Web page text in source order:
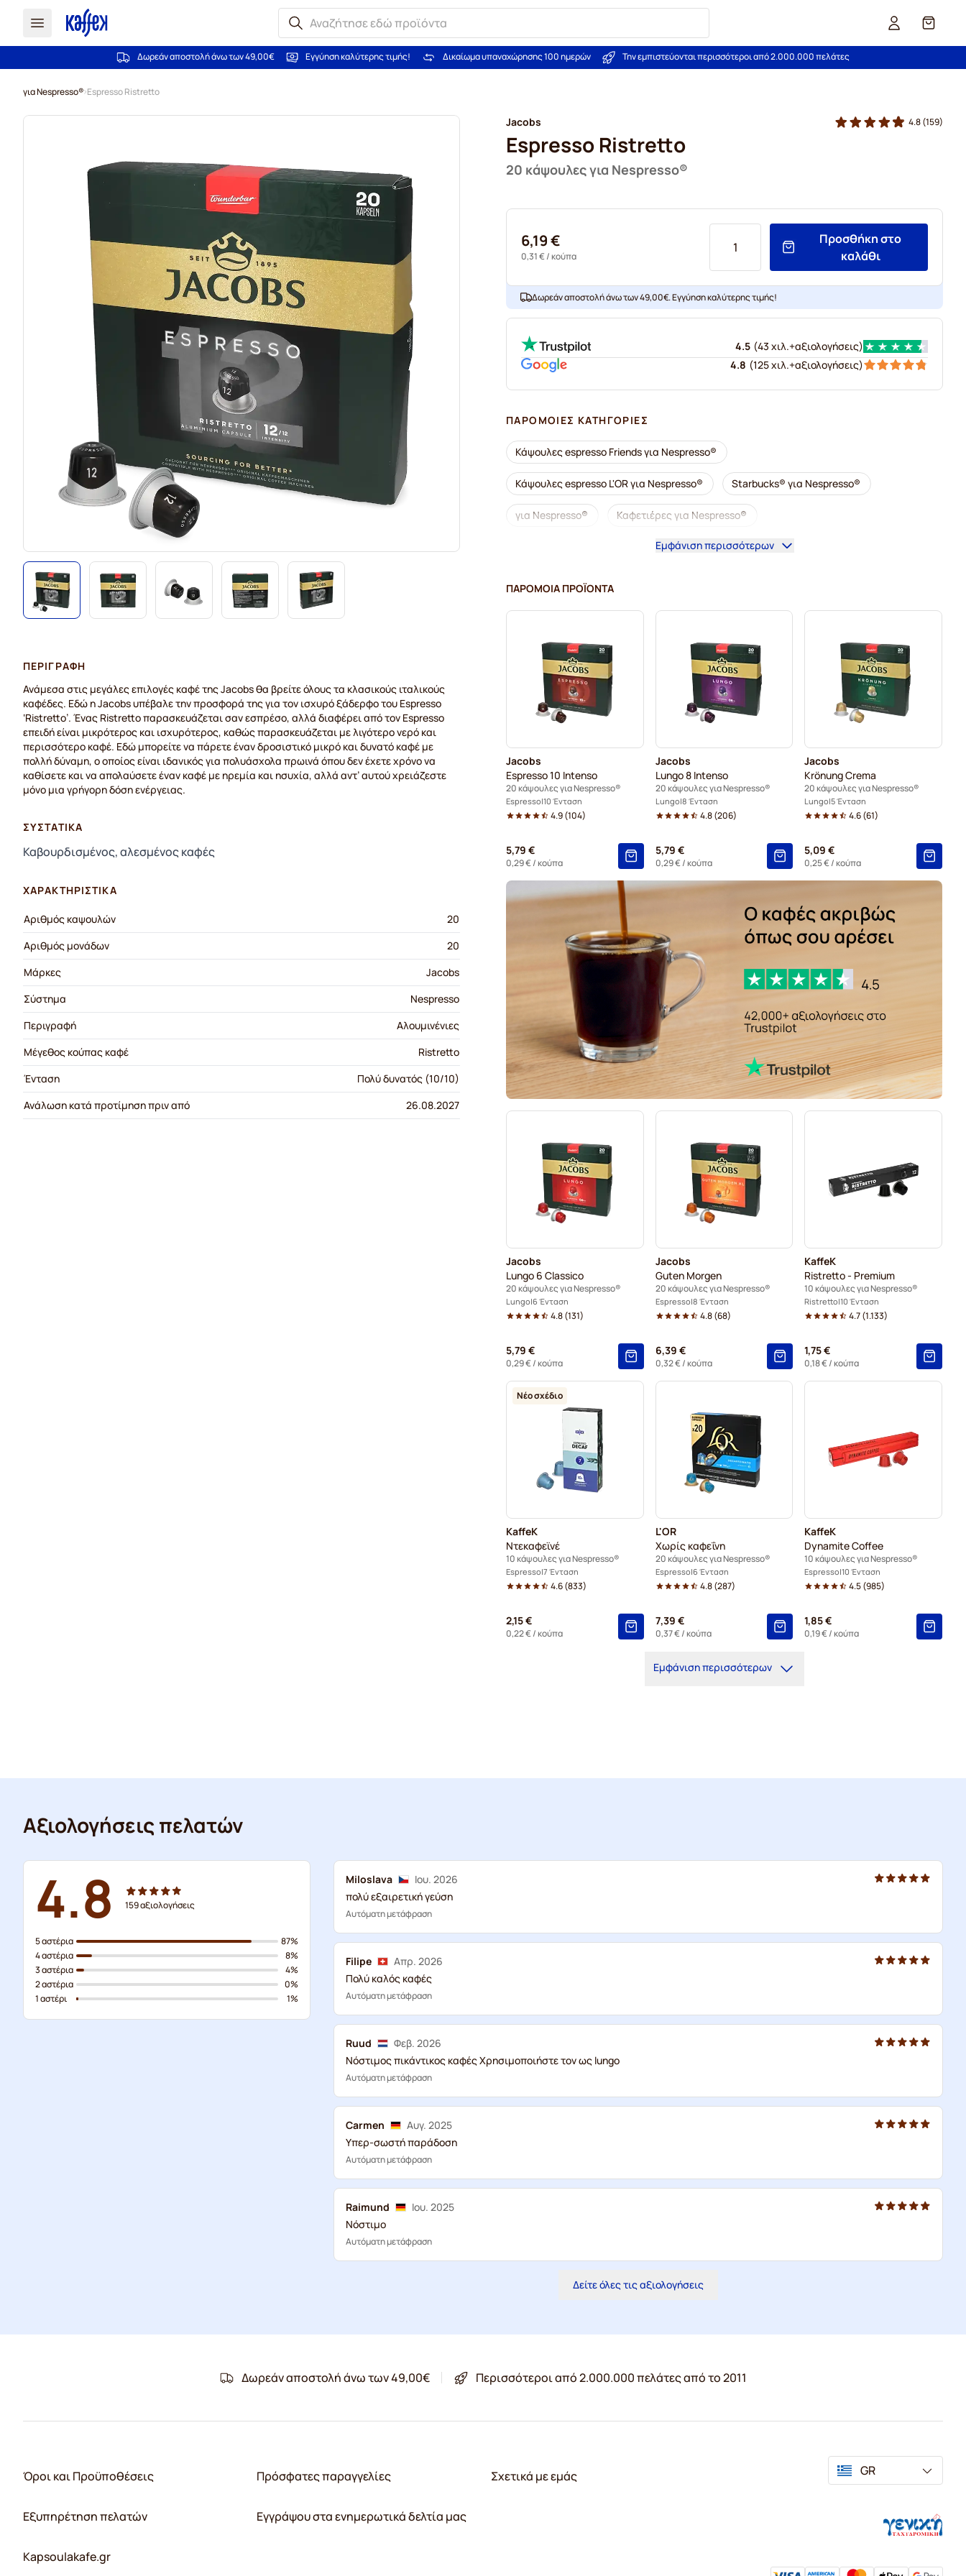
Καλάθι
Δωρεάν αποστολή άνω των 49,00€ Εγγύηση καλύτερης τιμής! Δικαίωμα υπαναχώρησης 100 ημερών Την εμπιστεύονται περισσότεροι από 2.000.000 πελάτες
για Nespresso® Espresso Ristretto
Jacobs
Espresso Ristretto
20 κάψουλες για Nespresso®
4.8(159)
6,19 €
0,31 €/ κούπα
Προσθήκη στο
καλάθι
Δωρεάν αποστολή άνω των 49,00€. Εγγύηση καλύτερης τιμής!
4.5 (43 χιλ.+αξιολογήσεις)
4.8 (125 χιλ.+αξιολογήσεις)
ΠΑΡΌΜΟΙΕΣ ΚΑΤΗΓΟΡΊΕΣ
Κάψουλες espresso Friends για Nespresso®
Κάψουλες espresso L'OR για Nespresso® Starbucks® για Nespresso®
για Nespresso® Καφετιέρες για Nespresso®
Κάψουλες lungo για Nespresso® Κάψουλες καφέ illy για Nespresso®
Συνοδευτικά καφέ για Nespresso® Αφαλάτωση και φροντίδα για Nespresso®
Κάψουλες καφέ L'OR για Nespresso® Κάψουλες καφέ Segafredo για Nespresso®
Κάψουλες καφέ Café René για Nespresso® Κάψουλες για Nespresso®
Κάψουλες καφέ Gevalia για Nespresso® Κάψουλες καφέ Belmio για Nespresso®
Κάψουλες καφέ Tonino Lamborghini για Nespresso®
Εμφάνιση περισσότερων
ΠΑΡΌΜΟΙΑ ΠΡΟΪΌΝΤΑ
Jacobs
Espresso 10 Intenso
20 κάψουλες για Nespresso®
Espresso 10 Ένταση
4.9(104)
5,79 €
0,29 €/ κούπα
Jacobs
Lungo 8 Intenso
20 κάψουλες για Nespresso®
Lungo 8 Ένταση
4.8(206)
5,79 €
0,29 €/ κούπα
Jacobs
Krönung Crema
20 κάψουλες για Nespresso®
Lungo 5 Ένταση
4.6(61)
5,09 €
0,25 €/ κούπα
Jacobs
Lungo 6 Classico
20 κάψουλες για Nespresso®
Lungo 6 Ένταση
4.8(131)
5,79 €
0,29 €/ κούπα
Jacobs
Guten Morgen
20 κάψουλες για Nespresso®
Espresso 8 Ένταση
4.8(68)
6,39 €
0,32 €/ κούπα
KaffeK
Ristretto - Premium
10 κάψουλες για Nespresso®
Ristretto 10 Ένταση
4.7(1.133)
1,75 €
0,18 €/ κούπα
Νέο σχέδιο
KaffeK
Ντεκαφεϊνέ
10 κάψουλες για Nespresso®
Espresso 7 Ένταση
4.6(833)
2,15 €
0,22 €/ κούπα
L'OR
Χωρίς καφεΐνη
20 κάψουλες για Nespresso®
Espresso 6 Ένταση
4.8(287)
7,39 €
0,37 €/ κούπα
KaffeK
Dynamite Coffee
10 κάψουλες για Nespresso®
Espresso 10 Ένταση
4.5(985)
1,85 €
0,19 €/ κούπα
Εμφάνιση περισσότερων
ΠΕΡΙΓΡΑΦΉ
Ανάμεσα στις μεγάλες επιλογές καφέ της Jacobs θα βρείτε όλους τα κλασικούς ιταλικούς
καφέδες. Εδώ η Jacobs υπέβαλε την προσφορά της για τον ισχυρό ξάδερφο του Espresso
‘Ristretto’. Ένας Ristretto παρασκευάζεται σαν εσπρέσο, αλλά διαφέρει από τον Espresso
επειδή είναι μικρότερος και ισχυρότερος, καθώς παρασκευάζεται με λιγότερο νερό και
περισσότερο καφέ. Εδώ μπορείτε να πάρετε έναν δροσιστικό μικρό και δυνατό καφέ με
πολλή δύναμη, ο οποίος είναι ιδανικός για πολυάσχολα πρωινά όπου δεν έχετε χρόνο να
καθίσετε και να απολαύσετε έναν καφέ με ηρεμία και ησυχία, αλλά αντ’ αυτού χρειάζεστε
μόνο μια γρήγορη δόση ενέργειας.
ΣΥΣΤΑΤΙΚΆ
Καβουρδισμένος, αλεσμένος καφές
ΧΑΡΑΚΤΗΡΙΣΤΙΚΆ
Αριθμός καψουλών
20
Αριθμός μονάδων
20
Μάρκες
Jacobs
Σύστημα
Nespresso
Περιγραφή
Αλουμινένιες
Μέγεθος κούπας καφέ
Ristretto
Ένταση
Πολύ δυνατός (10/10)
Ανάλωση κατά προτίμηση πριν από
26.08.2027
Αξιολογήσεις πελατών
4.8 159αξιολογήσεις
5 αστέρια
4 αστέρια
3 αστέρια
2 αστέρια
1 αστέρι
87%
8%
4%
0%
1%
Miloslava
Ιου. 2026
πολύ εξαιρετική γεύση
Αυτόματη μετάφραση
Filipe
Απρ. 2026
Πολύ καλός καφές
Αυτόματη μετάφραση
Ruud
Φεβ. 2026
Νόστιμος πικάντικος καφές Χρησιμοποιήστε τον ως lungo
Αυτόματη μετάφραση
Carmen
Αυγ. 2025
Υπερ-σωστή παράδοση
Αυτόματη μετάφραση
Raimund
Ιου. 2025
Νόστιμο
Αυτόματη μετάφραση
Δείτε όλες τις αξιολογήσεις
Δωρεάν αποστολή άνω των 49,00€ Περισσότεροι από 2.000.000 πελάτες από το 2011
Όροι και Προϋποθέσεις
Εξυπηρέτηση πελατών
Kapsoulakafe.gr
Πρόσφατες παραγγελίες
Εγγράψου στα ενημερωτικά δελτία μας
Σχετικά με εμάς GR